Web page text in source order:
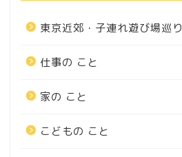
東京近郊・子連れ遊び場巡り
仕事の こと
家の こと
こどもの こと